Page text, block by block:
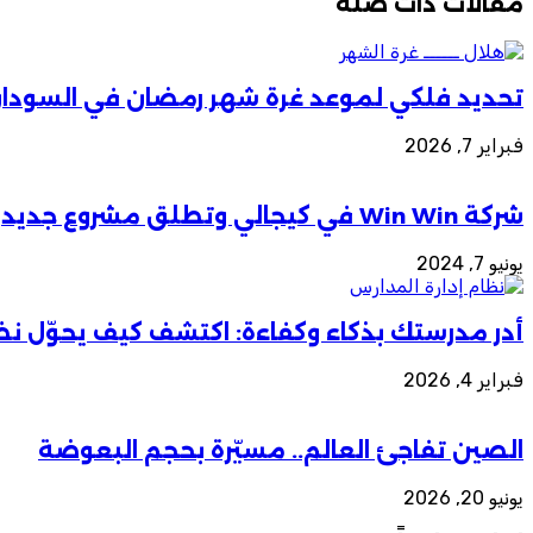
تحديد فلكي لموعد غرة شهر رمضان في
فبراير 7, 2026
شركة Win Win في كيجالي وتطلق مشروع جديد
يونيو 7, 2024
أدر مدرستك بذكاء وكفاءة: اكتشف كيف يحوّل
فبراير 4, 2026
الصين تفاجئ العالم.. مسيّرة بحجم البعوضة
يونيو 20, 2026